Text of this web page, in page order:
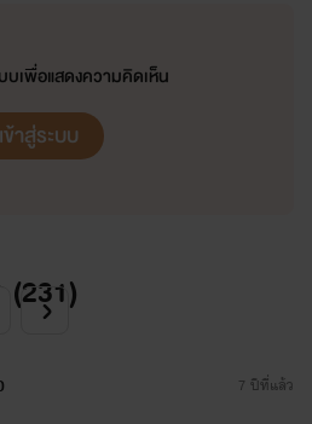
เข็ด)
Papai
www.mebmarket.com
หม่าลัวจินxหวังอินจื่อ"กดฉันกี่ครั้ง ฉันก็เป็น
หมายถึง แสดงไง การแสดงอ่ะเข้าใจม่ะ""แสดง
เนียนจังเลยนะ เนียนจนคิดว่ารักจริงๆ" เหวิน
ครับนายน้อย วันนี้กลับดึกไหมจะให้ชิงหยู่มาค้
บเพื่อแสดงความคิดเห็น
เข้าสู่ระบบ
(231)
7 ปีที่แล้ว